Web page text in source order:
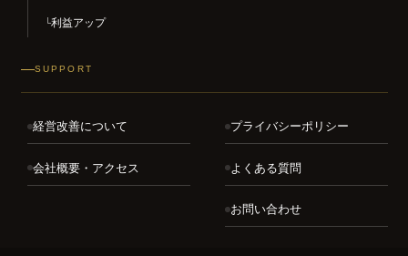
利益アップ
SUPPORT
経営改善について
会社概要・アクセス
プライバシーポリシー
よくある質問
お問い合わせ